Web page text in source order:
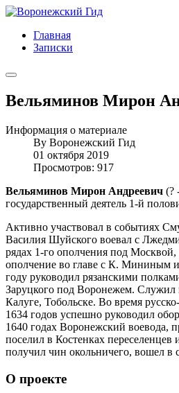
Главная
Записки
Вельяминов Мирон
Информация о материале
By Воронежский Гид
01 октября 2019
Просмотров: 917
Вельяминов Мирон Андреевич (?
государственный деятель 1-й
Активно участвовал в событиях
Василия Шуйского воевал с
рядах 1-го ополчения под
ополчение во главе с К. Мининым
году руководил рязанскими
Заруцкого под Воронежем. Служил
Калуге, Тобольске. Во время
1634 годов успешно руководил
1640 годах Воронежский воевода,
поселил в Костенках
получил чин окольничего, вошел в
О проекте